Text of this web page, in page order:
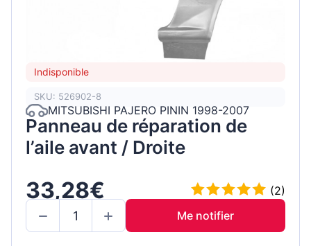
Indisponible
SKU: 526902-8
MITSUBISHI PAJERO PININ 1998-2007
Panneau de réparation de
l’aile avant / Droite
33,28€
(2)
Me notifier